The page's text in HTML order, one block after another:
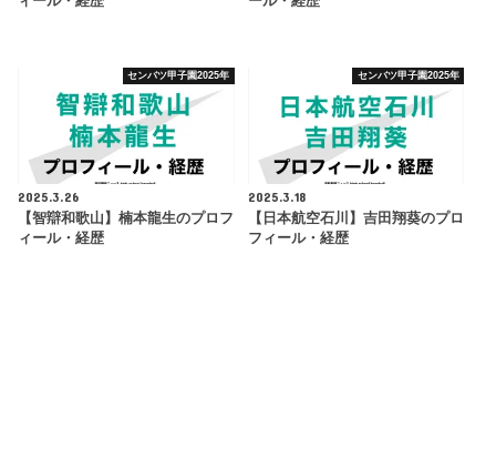
センバツ甲子園2025年
2025.3.26
【智辯和歌山】楠本龍生のプロフ
ィール・経歴
センバツ甲子園2025年
2025.3.18
【日本航空石川】吉田翔葵のプロ
フィール・経歴